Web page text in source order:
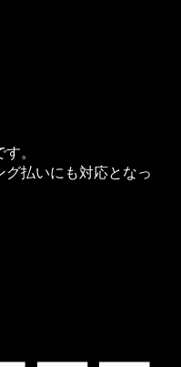
。
払いにも対応となっ